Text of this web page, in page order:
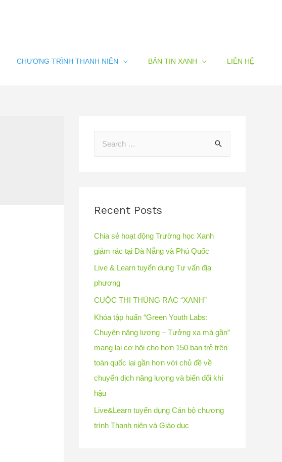
CHƯƠNG TRÌNH THANH NIÊN BẢN TIN XANH LIÊN HỆ
Recent Posts
Chia sẻ hoạt động Trường học Xanh
giảm rác tại Đà Nẵng và Phú Quốc
Live & Learn tuyển dụng Tư vấn địa
phương
CUỘC THI THÙNG RÁC “XANH”
Khóa tập huấn “Green Youth Labs:
Chuyện năng lượng – Tưởng xa mà gần”
mang lại cơ hội cho hơn 150 bạn trẻ trên
toàn quốc lại gần hơn với chủ đề về
chuyển dịch năng lượng và biến đổi khí
hậu
Live&Learn tuyển dụng Cán bộ chương
trình Thanh niên và Giáo dục